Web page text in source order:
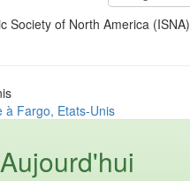
Society of North America (ISNA)
à Fargo, Etats-Unis
Aujourd'hui